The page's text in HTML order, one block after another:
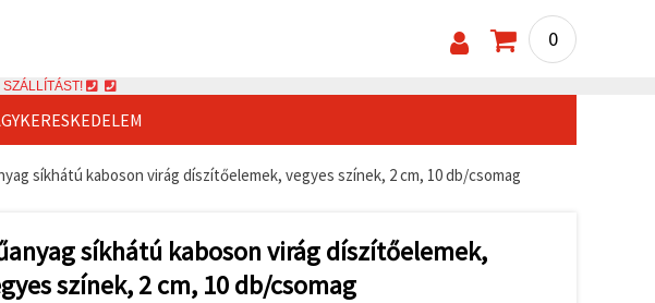
0
síkhátú kaboson virág díszítőelemek, vegyes színek, 2 cm, 10 db/csomag
síkhátú kaboson virág díszítőelemek,
színek, 2 cm, 10 db/csomag